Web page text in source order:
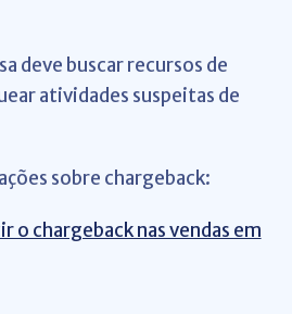
deve buscar recursos de
atividades suspeitas de
sobre chargeback:
o chargeback nas vendas em